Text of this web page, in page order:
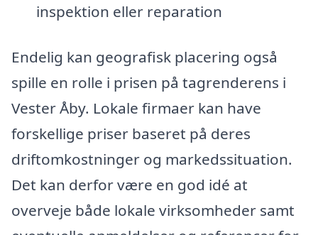
inspektion eller reparation
Endelig kan geografisk placering også
spille en rolle i prisen på tagrenderens i
Vester Åby. Lokale firmaer kan have
forskellige priser baseret på deres
driftomkostninger og markedssituation.
Det kan derfor være en god idé at
overveje både lokale virksomheder samt